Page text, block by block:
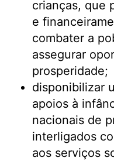
crianças, que
e
combater a
assegurar
prosperidade;
disponibilizar
apoios à
nacionais de
interligados
aos serviços